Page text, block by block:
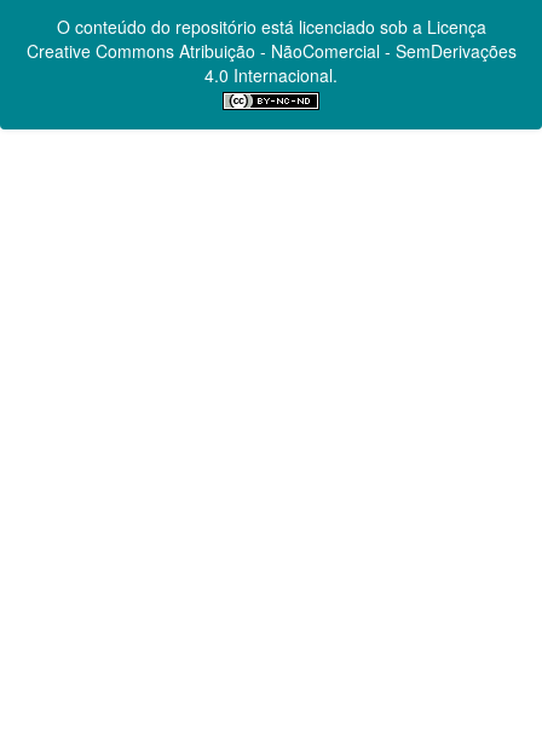
O conteúdo do repositório está licenciado sob a Licença
Creative CommonsAtribuição - NãoComercial - SemDerivações
4.0 Internacional.